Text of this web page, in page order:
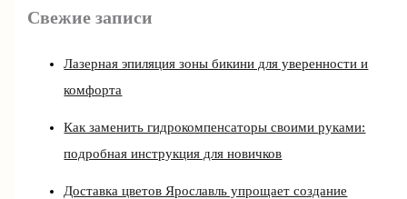
Свежие записи
Лазерная эпиляция зоны бикини для уверенности и
комфорта
Как заменить гидрокомпенсаторы своими руками:
подробная инструкция для новичков
Доставка цветов Ярославль упрощает создание